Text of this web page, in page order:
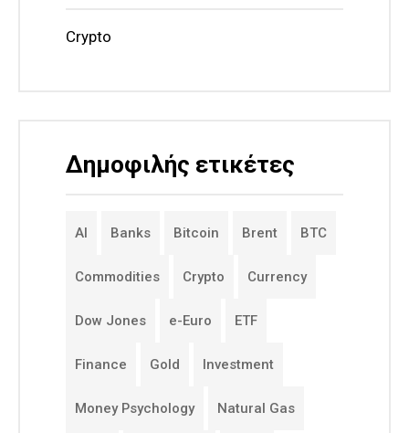
Crypto
Δημοφιλής ετικέτες
AI Banks Bitcoin Brent BTC
Commodities Crypto Currency
Dow Jones e-Euro ETF
Finance Gold Investment
Money Psychology Natural Gas